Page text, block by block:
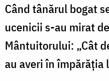
Când tânărul bogat
ucenicii s-au mirat
Mântuitorului: „Cât
au averi în împărăţia